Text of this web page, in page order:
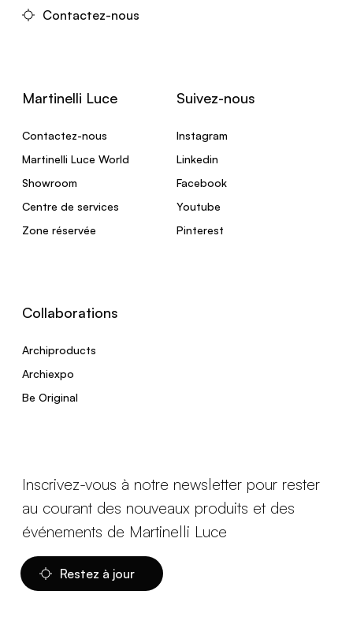
Contactez-nous
Martinelli Luce
Contactez-nous
Martinelli Luce World
Showroom
Centre de services
Zone réservée
Suivez-nous
Instagram
Linkedin
Facebook
Youtube
Pinterest
Collaborations
Archiproducts
Archiexpo
Be Original
Inscrivez-vous à notre newsletter pour rester
au courant des nouveaux produits et des
événements de Martinelli Luce
Restez à jour